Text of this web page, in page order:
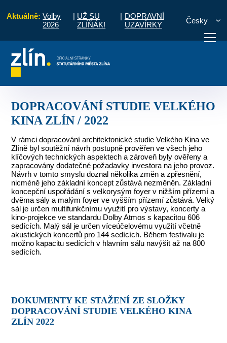
Aktuálně: Volby
2026
| UŽ SU
ZLÍŇÁK!
| DOPRAVNÍ
UZAVÍRKY
Česky
Potřebuji zaplatit Diskuzní
DOPRACOVÁNÍ STUDIE VELKÉHO
KINA ZLÍN / 2022
V rámci dopracování architektonické studie Velkého Kina ve
Zlíně byl soutěžní návrh postupně prověřen ve všech jeho
klíčových technických aspektech a zároveň byly ověřeny a
zapracovány dodatečné požadavky investora na jeho provoz.
Návrh v tomto smyslu doznal několika změn a zpřesnění,
nicméně jeho základní koncept zůstává nezměněn. Základní
koncepční uspořádání s velkorysým foyer v nižším přízemí a
dvěma sály a malým foyer ve vyšším přízemí zůstává. Velký
sál je určen multifunkčnímu využití pro výstavy, koncerty a
kino-projekce ve standardu Dolby Atmos s kapacitou 606
sedících. Malý sál je určen víceúčelovému využití včetně
akustických koncertů pro 144 sedících. Během festivalu je
možno kapacitu sedících v hlavním sálu navýšit až na 800
sedících.
DOKUMENTY KE STAŽENÍ ZE SLOŽKY
DOPRACOVÁNÍ STUDIE VELKÉHO KINA
ZLÍN 2022